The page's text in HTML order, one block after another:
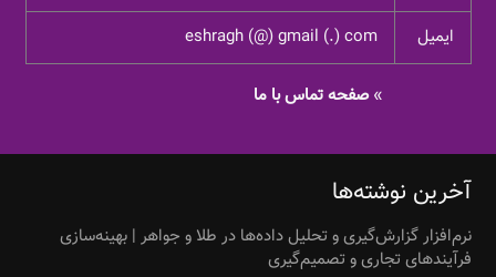
ایمیل eshragh (@) gmail (.) com
»صفحه تماس با ما
آخرین نوشته‌ها
نرم‌افزار گزارش‌گیری و تحلیل داده‌ها در طلا و جواهر | بهینه‌سازی
فرآیندهای تجاری و تصمیم‌گیری